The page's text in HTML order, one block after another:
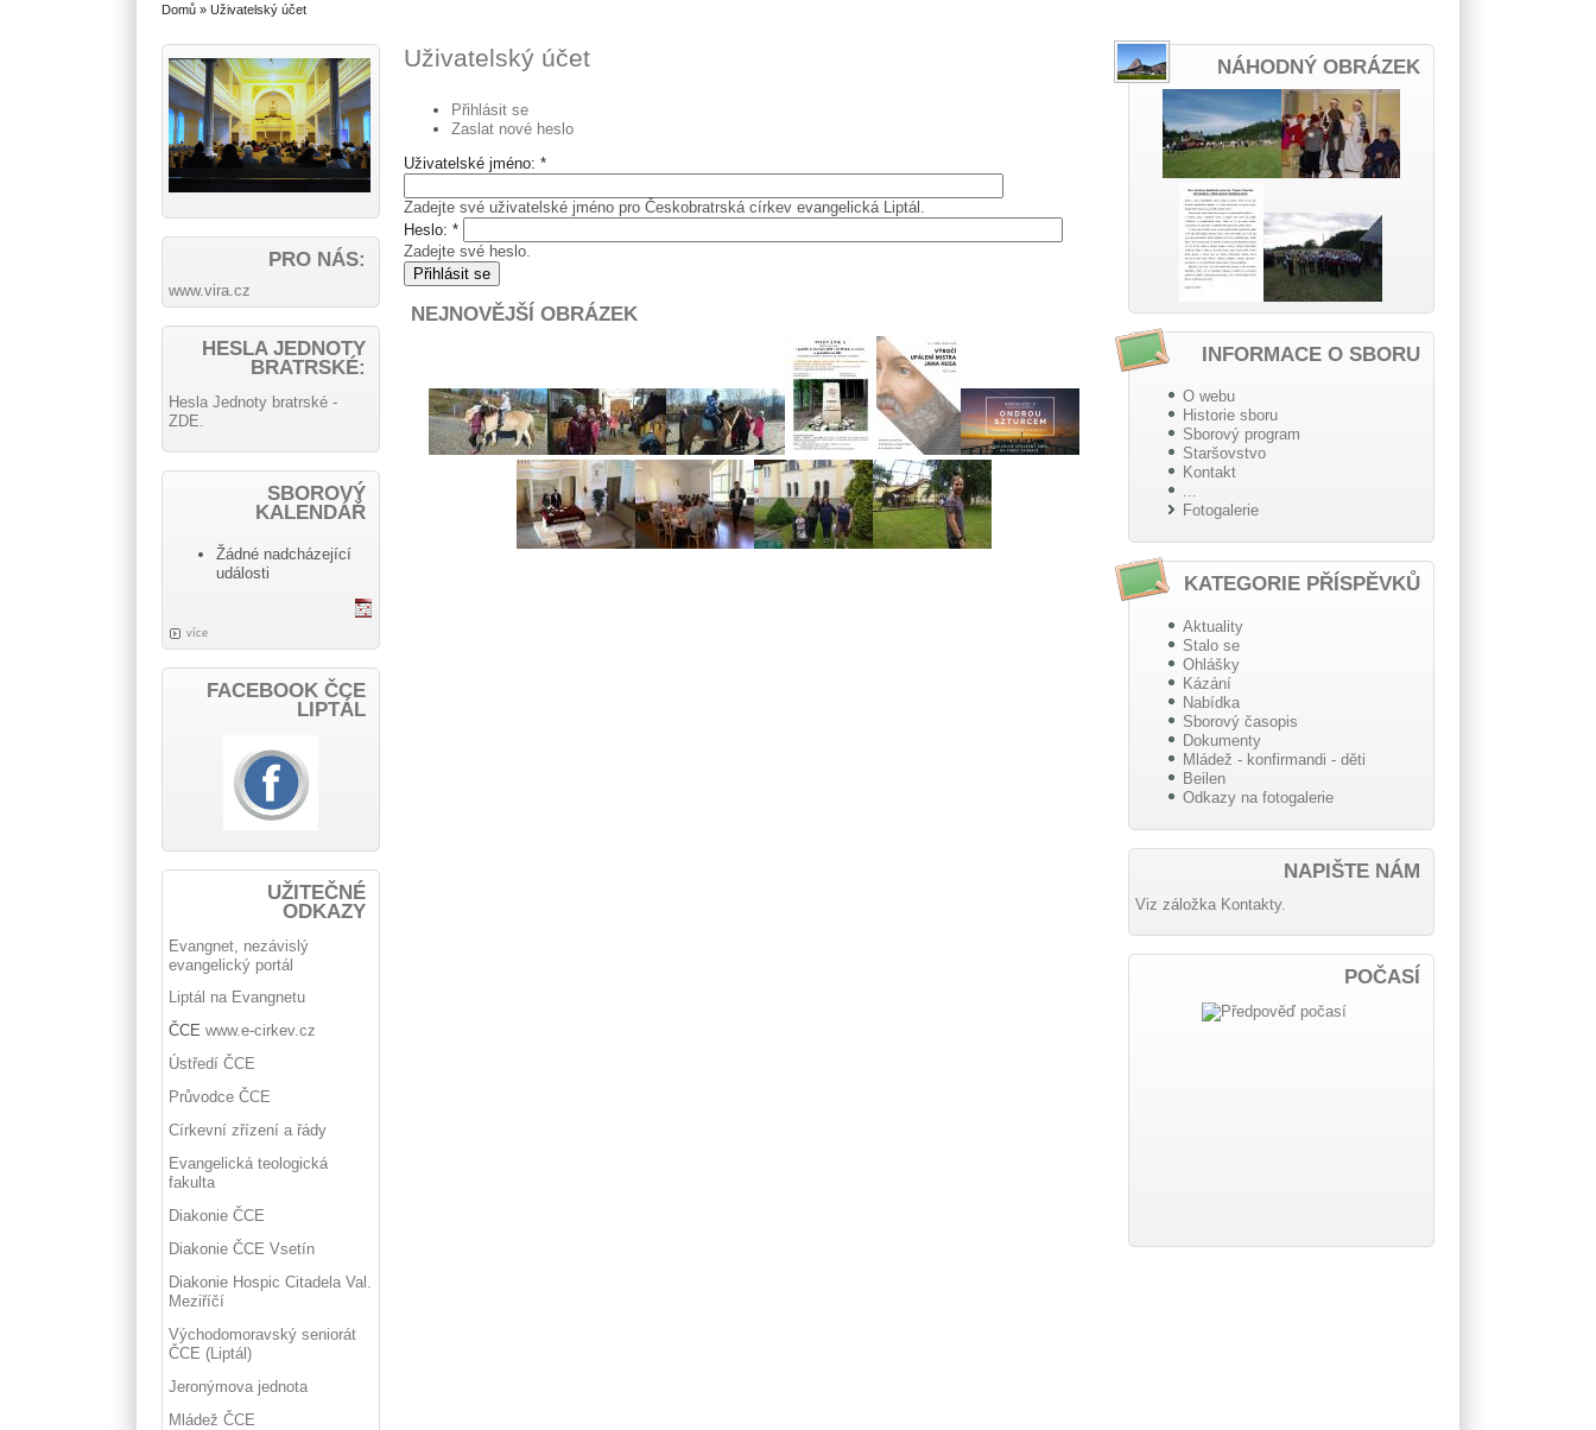
Domů » Uživatelský účet
Uživatelský účet
Přihlásit se
Zaslat nové heslo
Uživatelské jméno:*
Zadejte své uživatelské jméno pro Českobratrská církev evangelická Liptál.
Heslo:*
Zadejte své heslo.
NEJNOVĚJŠÍ OBRÁZEK
PRO NÁS:
www.vira.cz
HESLA JEDNOTY
BRATRSKÉ:
Hesla Jednoty bratrské -
ZDE.
SBOROVÝ
KALENDÁŘ
Žádné nadcházející
události
více
FACEBOOK ČCE
LIPTÁL
UŽITEČNÉ
ODKAZY
Evangnet, nezávislý
evangelický portál
Liptál na Evangnetu
ČCEwww.e-cirkev.cz
Ústředí ČCE
Průvodce ČCE
Církevní zřízení a řády
Evangelická teologická
fakulta
Diakonie ČCE
Diakonie ČCE Vsetín
Diakonie Hospic Citadela Val.
Meziříčí
Východomoravský seniorát
ČCE (Liptál)
Jeronýmova jednota
Mládež ČCE
NÁHODNÝ OBRÁZEK
INFORMACE O SBORU
O webu
Historie sboru
Sborový program
Staršovstvo
Kontakt
Fotogalerie
KATEGORIE PŘÍSPĚVKŮ
Aktuality
Stalo se
Ohlášky
Kázání
Nabídka
Sborový časopis
Dokumenty
Mládež - konfirmandi - děti
Beilen
Odkazy na fotogalerie
NAPIŠTE NÁM
Viz záložka Kontakty.
POČASÍ